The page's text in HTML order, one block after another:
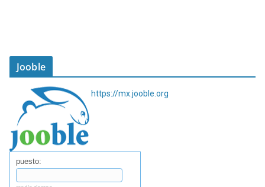
Jooble
https://mx.jooble.org
puesto: